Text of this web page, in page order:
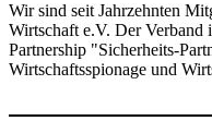
Wir sind seit Jahrzehnten
Wirtschaft e.V. Der
Partnership "Sicherheits-
Wirtschaftsspionage und